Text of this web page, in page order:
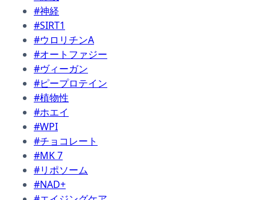
#神経
#SIRT1
#ウロリチンA
#オートファジー
#ヴィーガン
#ピープロテイン
#植物性
#ホエイ
#WPI
#チョコレート
#MK 7
#リポソーム
#NAD+